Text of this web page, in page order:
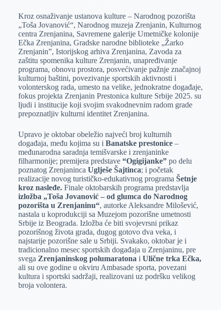
Kroz osnaživanje ustanova kulture – Narodnog pozorišta
„Toša Jovanović“, Narodnog muzeja Zrenjanin, Kulturnog
centra Zrenjanina, Savremene galerije Umetničke kolonije
Ečka Zrenjanina, Gradske narodne biblioteke „Žarko
Zrenjanin”, Istorijskog arhiva Zrenjanina, Zavoda za
zaštitu spomenika kulture Zrenjanin, unapređivanje
programa, obnovu prostora, posvećivanje pažnje značajnoj
kulturnoj baštini, povezivanje sportskih aktivnosti i
volonterskog rada, umesto na velike, jednokratne događaje,
fokus projekta Zrenjanin Prestonica kulture Srbije 2025. su
ljudi i institucije koji svojim svakodnevnim radom grade
prepoznatljiv kulturni identitet Zrenjanina.
Upravo je oktobar obeležio najveći broj kulturnih
događaja, među kojima su i Banatske prestonice–
međunarodna saradnja temišvarske i zrenjaninke
filharmonije; premijera predstave “Ogigijanke” po delu
poznatog Zrenjaninca Uglješe Šajtinca; i početak
realizacije novog turističko-edukativnog programa Šetnje
kroz nasleđe. Finale oktobarskih programa predstavlja
izložba „Toša Jovanović – od glumca do Narodnog
pozorišta u Zrenjaninu“, autorke Aleksandre Milošević,
nastala u koprodukciji sa Muzejom pozorišne umetnosti
Srbije iz Beograda. Izložba će biti svojevrsni prikaz
pozorišnog života grada, dugog gotovo dva veka, i
najstarije pozorišne sale u Srbiji. Svakako, oktobar je i
tradicionalno mesec sportskih događaja u Zrenjaninu, pre
svega Zrenjaninskog polumaratona i Ulične trka Ečka,
ali su ove godine u okviru Ambasade sporta, povezani
kultura i sportski sadržaji, realizovani uz podršku velikog
broja volontera.